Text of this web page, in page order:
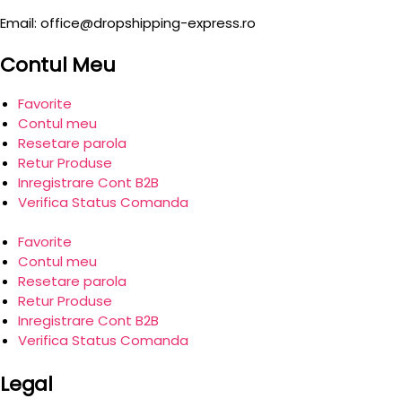
Email: office@dropshipping-express.ro
Contul Meu
Favorite
Contul meu
Resetare parola
Retur Produse
Inregistrare Cont B2B
Verifica Status Comanda
Favorite
Contul meu
Resetare parola
Retur Produse
Inregistrare Cont B2B
Verifica Status Comanda
Legal